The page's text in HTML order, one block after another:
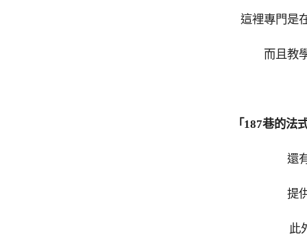
這裡專門是
而且教
「187巷的法式
還
提
此